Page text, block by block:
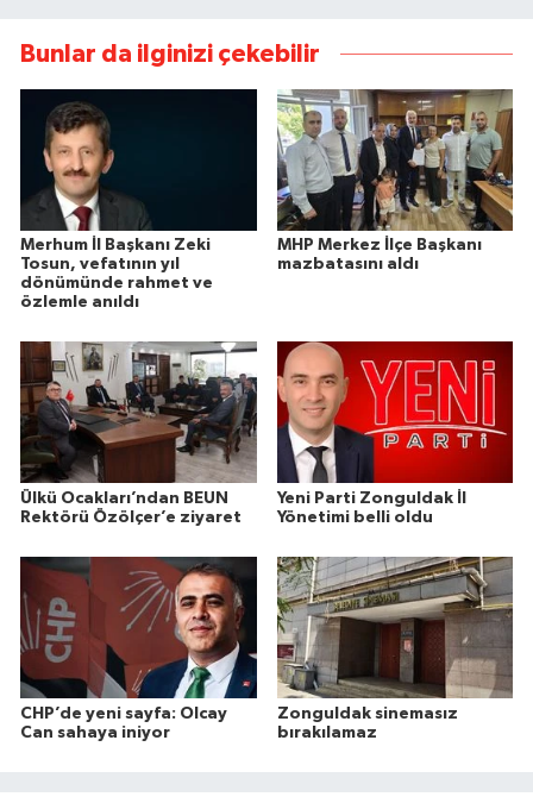
Bunlar da ilginizi çekebilir
Merhum İl Başkanı Zeki
Tosun, vefatının yıl
dönümünde rahmet ve
özlemle anıldı
MHP Merkez İlçe Başkanı
mazbatasını aldı
Ülkü Ocakları’ndan BEUN
Rektörü Özölçer’e ziyaret
Yeni Parti Zonguldak İl
Yönetimi belli oldu
CHP’de yeni sayfa: Olcay
Can sahaya iniyor
Zonguldak sinemasız
bırakılamaz